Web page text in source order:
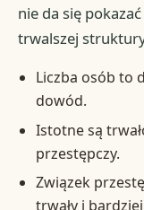
nie da się
trwalszej
Liczba osób to
dowód.
Istotne są
przestępczy.
Związek
trwały i